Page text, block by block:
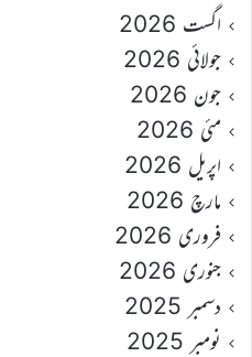
اگست 2026
جولائی 2026
جون 2026
مئی 2026
اپریل 2026
مارچ 2026
فروری 2026
جنوری 2026
دسمبر 2025
نومبر 2025